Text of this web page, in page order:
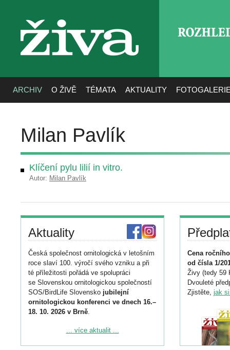
živa
ARCHIV O ŽIVĚ TÉMATA AKTUALITY
Milan Pavlík
Klíčení pylu lilií in vitro.
Autor: Milan Pavlík
Aktuality
Česká společnost ornitologická v letošním
roce slaví 100. výročí svého vzniku a při
té příležitosti pořádá ve spolupráci
se Slovenskou ornitologickou společností
SOS/BirdLife Slovensko jubilejní
ornitologickou konferenci ve dnech 16.–
18. 10. 2026 v Brně.
Podrobnější informace ke konferenci
... více aktualit ...
Cena
od čísla 1/
Živy (tedy 59
Dvouleté
Zjistěte, jak